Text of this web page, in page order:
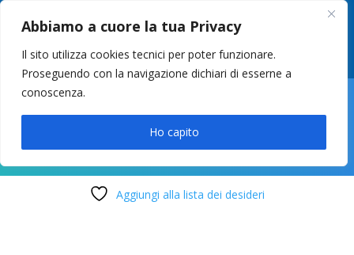
Abbiamo a cuore la tua Privacy
Il sito utilizza cookies tecnici per poter funzionare.
Proseguendo con la navigazione dichiari di esserne a
conoscenza.
Ho capito
049 8627946 –info@cstosetto.it
LUN-VEN 9-12 / 14:30-17
Aggiungi alla lista dei desideri